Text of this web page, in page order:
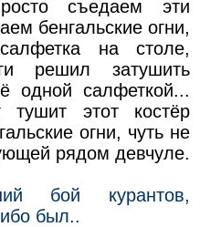
съедаем эти
бенгальские огни,
на столе,
решил затушить
одной салфеткой...
тушит этот костёр
огни, чуть не
рядом девчуле.
бой курантов,
был..